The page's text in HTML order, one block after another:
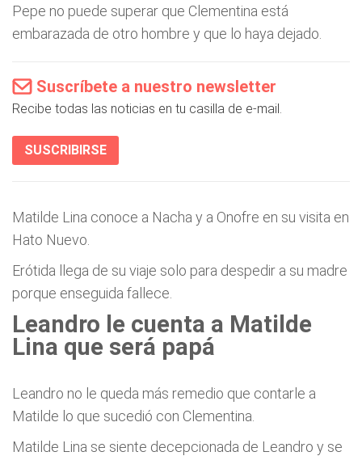
Pepe no puede superar que Clementina está
embarazada de otro hombre y que lo haya dejado.
Suscríbete a nuestro newsletter
Recibe todas las noticias en tu casilla de e-mail.
SUSCRIBIRSE
Matilde Lina conoce a Nacha y a Onofre en su visita en
Hato Nuevo.
Erótida llega de su viaje solo para despedir a su madre
porque enseguida fallece.
Leandro le cuenta a Matilde
Lina que será papá
Leandro no le queda más remedio que contarle a
Matilde lo que sucedió con Clementina.
Matilde Lina se siente decepcionada de Leandro y se